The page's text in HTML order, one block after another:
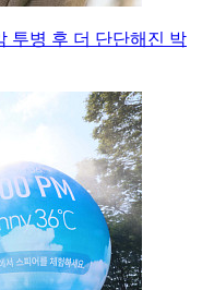
투병 후 더 단단해진 박